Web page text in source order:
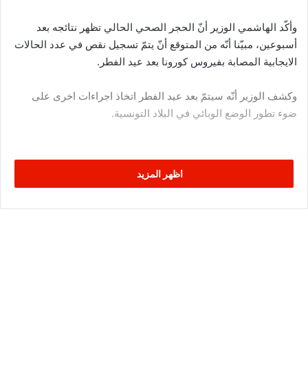
وأكّد الهاشمي الوزير أنّ الحجر الصحي الحالي تظهر نتائجه بعد
أسبوعين، مبيّنا أنّه من المتوقع أنّ يتمّ تسجيل نقص في عدد الحالات
الايجابية المصابة بفيروس كورونا بعد عيد الفطر.
وكشف الوزير أنّه سيتمّ بعد عيد الفطر اتخاذ اجراءات اخرى على
ضوء تطور الوضع الوبائي في البلاد التونسية.
اظهر المزيد